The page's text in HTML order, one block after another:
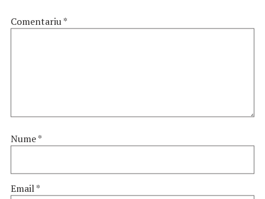
Comentariu*
Nume*
Email*